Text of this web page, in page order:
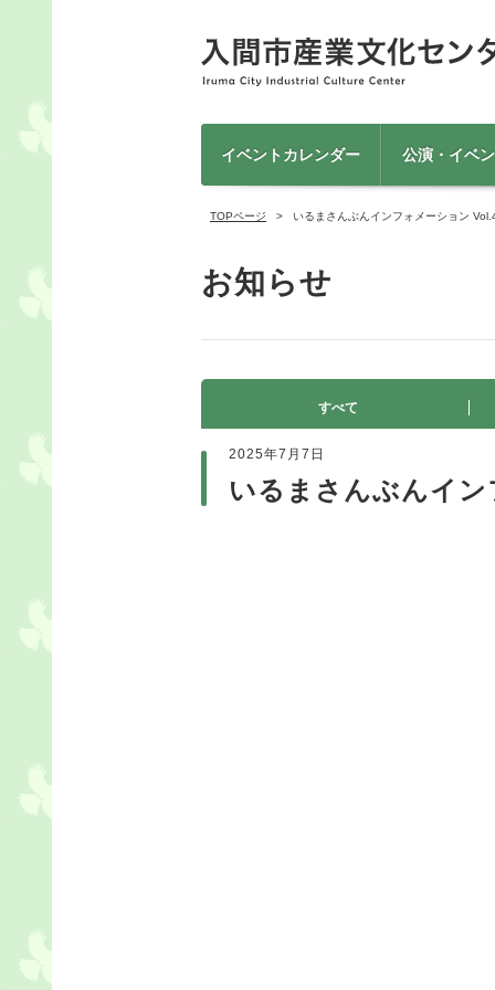
イベントカレンダー 公演・イベ
TOPページ いるまさんぶんインフォメーション
お知らせ
すべて
2025年7月7日
いるまさんぶんイ